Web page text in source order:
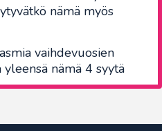
nämä myös
vaihdevuosien
nämä 4 syytä